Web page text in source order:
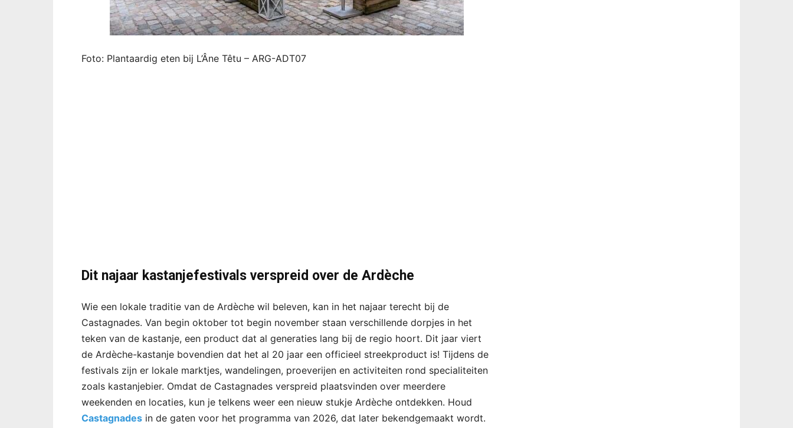
Foto: Plantaardig eten bij L’Âne Têtu – ARG-ADT07
Dit najaar kastanjefestivals verspreid over de Ardèche
Wie een lokale traditie van de Ardèche wil beleven, kan in het najaar terecht bij de
Castagnades. Van begin oktober tot begin november staan verschillende dorpjes in het
teken van de kastanje, een product dat al generaties lang bij de regio hoort. Dit jaar viert
de Ardèche-kastanje bovendien dat het al 20 jaar een officieel streekproduct is! Tijdens de
festivals zijn er lokale marktjes, wandelingen, proeverijen en activiteiten rond specialiteiten
zoals kastanjebier. Omdat de Castagnades verspreid plaatsvinden over meerdere
weekenden en locaties, kun je telkens weer een nieuw stukje Ardèche ontdekken. Houd
Castagnades in de gaten voor het programma van 2026, dat later bekendgemaakt wordt.